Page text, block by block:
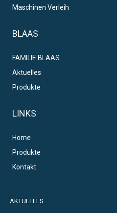
Maschinen Verleih
BLAAS
FAMILIE BLAAS
Aktuelles
Produkte
LINKS
Home
Produkte
Kontakt
AKTUELLES